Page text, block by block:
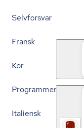
Selvforsvar
Fransk
Kor
Programmering
Italiensk